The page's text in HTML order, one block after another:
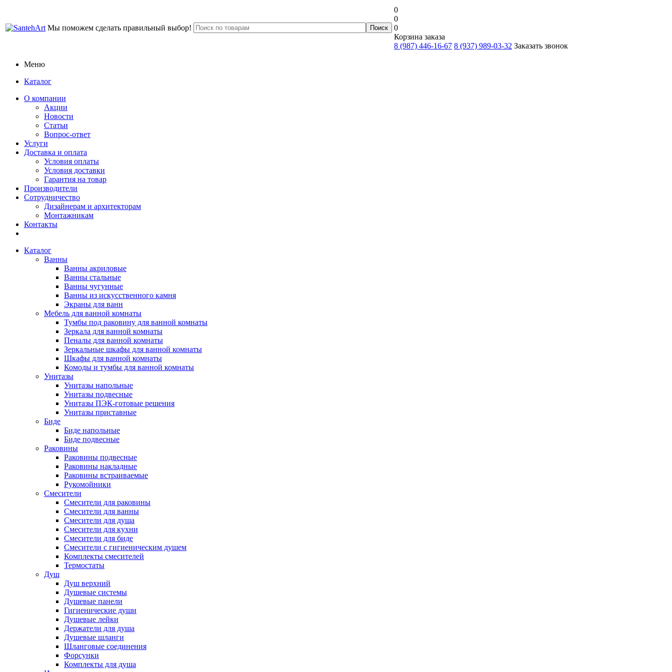
Мы поможем сделать правильный выбор!
0
0
0
Корзина заказа
8 (987) 446-16-67 8 (937) 989-03-32 Заказать звонок
Меню
Каталог
О компании
Акции
Новости
Статьи
Вопрос-ответ
Услуги
Доставка и оплата
Условия оплаты
Условия доставки
Гарантия на товар
Производители
Сотрудничество
Дизайнерам и архитекторам
Монтажникам
Контакты
Каталог
Ванны
Ванны акриловые
Ванны стальные
Ванны чугунные
Ванны из искусственного камня
Экраны для ванн
Мебель для ванной комнаты
Тумбы под раковину для ванной комнаты
Зеркала для ванной комнаты
Пеналы для ванной комнаты
Зеркальные шкафы для ванной комнаты
Шкафы для ванной комнаты
Комоды и тумбы для ванной комнаты
Унитазы
Унитазы напольные
Унитазы подвесные
Унитазы ПЭК-готовые решения
Унитазы приставные
Биде
Биде напольные
Биде подвесные
Раковины
Раковины подвесные
Раковины накладные
Раковины встраиваемые
Рукомойники
Смесители
Смесители для раковины
Смесители для ванны
Смесители для душа
Смесители для кухни
Смесители для биде
Смесители с гигиеническим душем
Комплекты смесителей
Термостаты
Душ
Душ верхний
Душевые системы
Душевые панели
Гигиенические души
Душевые лейки
Держатели для душа
Душевые шланги
Шланговые соединения
Форсунки
Комплекты для душа